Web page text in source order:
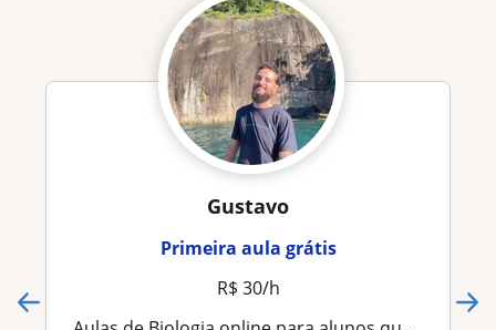
Gustavo
Primeira aula grátis
R$ 30/h